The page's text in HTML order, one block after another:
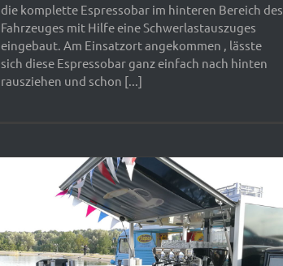
die komplette Espressobar im hinteren Bereich des
Fahrzeuges mit Hilfe eine Schwerlastauszuges
eingebaut. Am Einsatzort angekommen , lässte
sich diese Espressobar ganz einfach nach hinten
rausziehen und schon [...]